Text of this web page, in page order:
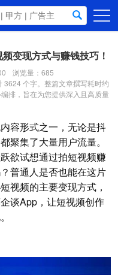
变现方式与赚钱技巧！
浏览量：685
3624 个字。整篇文章撰写耗时约
排，旨在为您提供深入且高质量
容形式之一，无论是抖
聚集了大量用户流量。
欲试想通过拍短视频赚
普通人是否也能在这片
视频的主要变现方式，
谈App，让短视频创作